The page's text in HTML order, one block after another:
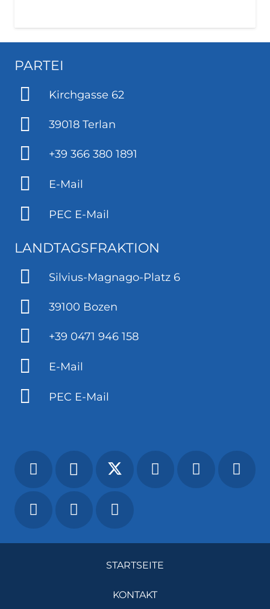
PARTEI
Kirchgasse 62
39018 Terlan
+39 366 380 1891
E-Mail
PEC E-Mail
LANDTAGSFRAKTION
Silvius-Magnago-Platz 6
39100 Bozen
+39 0471 946 158
E-Mail
PEC E-Mail
STARTSEITE
KONTAKT